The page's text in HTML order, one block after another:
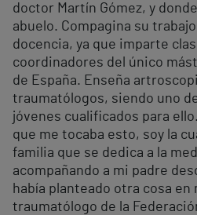
doctor Martín Gómez, y
abuelo. Compagina su
docencia, ya que imparte
coordinadores del único
de España. Enseña
traumatólogos, siendo uno
jóvenes cualificados para
que me tocaba esto, soy la
familia que se dedica a la
acompañando a mi padre
había planteado otra cosa en
traumatólogo de la